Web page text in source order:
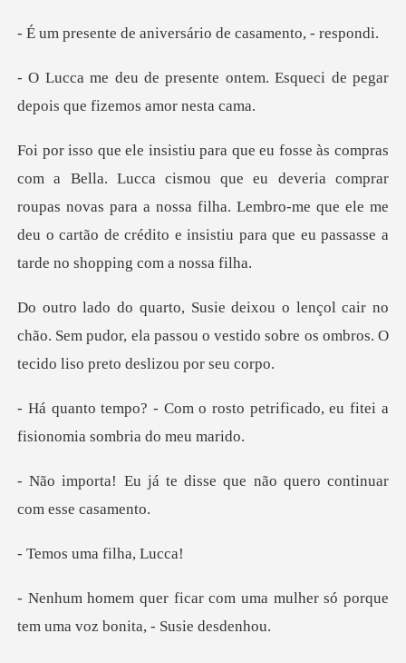
aniversário de ca
ontem. Esqueci de pegar
depoi
que eu deveria comprar
roupas novas para a nossa filha. Lembro-me que ele me
deu o ca
no
chão. Sem pudor, ela passou o vestido sobre os
to petrificado, eu fitei a
fis
disse que não quero cont
uma filh
uma mulher só porque
tem uma